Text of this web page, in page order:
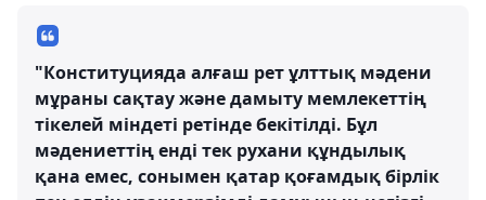
"Конституцияда алғаш рет ұлттық мәдени
мұраны сақтау және дамыту мемлекеттің
тікелей міндеті ретінде бекітілді. Бұл
мәдениеттің енді тек рухани құндылық
қана емес, сонымен қатар қоғамдық бірлік